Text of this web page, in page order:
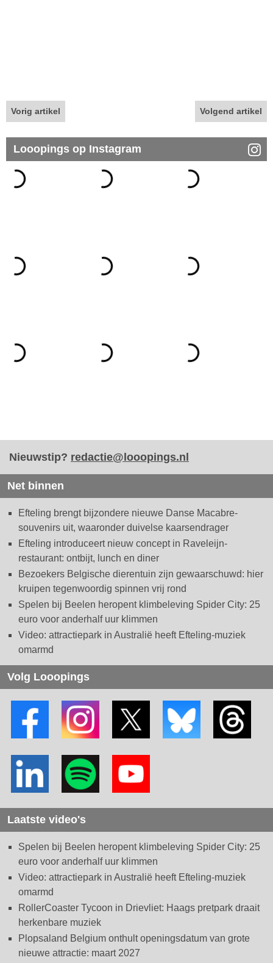
Vorig artikel Volgend artikel
Looopings op Instagram
Nieuwstip? redactie@looopings.nl
Net binnen
Efteling brengt bijzondere nieuwe Danse Macabre-
souvenirs uit, waaronder duivelse kaarsendrager
Efteling introduceert nieuw concept in Raveleijn-
restaurant: ontbijt, lunch en diner
Bezoekers Belgische dierentuin zijn gewaarschuwd: hier
kruipen tegenwoordig spinnen vrij rond
Spelen bij Beelen heropent klimbeleving Spider City: 25
euro voor anderhalf uur klimmen
Video: attractiepark in Australië heeft Efteling-muziek
omarmd
Volg Looopings
Laatste video's
Spelen bij Beelen heropent klimbeleving Spider City: 25
euro voor anderhalf uur klimmen
Video: attractiepark in Australië heeft Efteling-muziek
omarmd
RollerCoaster Tycoon in Drievliet: Haags pretpark draait
herkenbare muziek
Plopsaland Belgium onthult openingsdatum van grote
nieuwe attractie: maart 2027